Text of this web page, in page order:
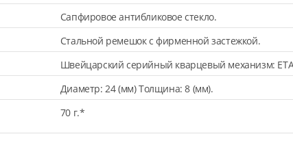
Сапфировое антибликовое стекло.
Стальной ремешок с фирменной застежкой.
Швейцарский серийный кварцевый механизм:
Диаметр: 24 (мм) Толщина: 8 (мм).
70 г.*